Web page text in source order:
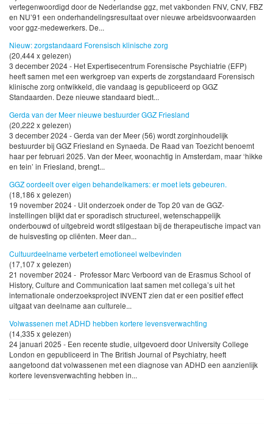
vertegenwoordigd door de Nederlandse ggz, met vakbonden FNV, CNV, FBZ
en NU’91 een onderhandelingsresultaat over nieuwe arbeidsvoorwaarden
voor ggz-medewerkers. De...
Nieuw: zorgstandaard Forensisch klinische zorg
(20,444 x gelezen)
3 december 2024 - Het Expertisecentrum Forensische Psychiatrie (EFP)
heeft samen met een werkgroep van experts de zorgstandaard Forensisch
klinische zorg ontwikkeld, die vandaag is gepubliceerd op GGZ
Standaarden. Deze nieuwe standaard biedt...
Gerda van der Meer nieuwe bestuurder GGZ Friesland
(20,222 x gelezen)
3 december 2024 - Gerda van der Meer (56) wordt zorginhoudelijk
bestuurder bij GGZ Friesland en Synaeda. De Raad van Toezicht benoemt
haar per februari 2025. Van der Meer, woonachtig in Amsterdam, maar ‘hikke
en tein’ in Friesland, brengt...
GGZ oordeelt over eigen behandelkamers: er moet iets gebeuren.
(18,186 x gelezen)
19 november 2024 - Uit onderzoek onder de Top 20 van de GGZ-
instellingen blijkt dat er sporadisch structureel, wetenschappelijk
onderbouwd of uitgebreid wordt stilgestaan bij de therapeutische impact van
de huisvesting op cliënten. Meer dan...
Cultuurdeelname verbetert emotioneel welbevinden
(17,107 x gelezen)
21 november 2024 - Professor Marc Verboord van de Erasmus School of
History, Culture and Communication laat samen met collega’s uit het
internationale onderzoeksproject INVENT zien dat er een positief effect
uitgaat van deelname aan culturele...
Volwassenen met ADHD hebben kortere levensverwachting
(14,335 x gelezen)
24 januari 2025 - Een recente studie, uitgevoerd door University College
London en gepubliceerd in The British Journal of Psychiatry, heeft
aangetoond dat volwassenen met een diagnose van ADHD een aanzienlijk
kortere levensverwachting hebben in...